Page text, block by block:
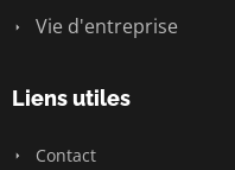
Vie d'entreprise
Liens utiles
Contact